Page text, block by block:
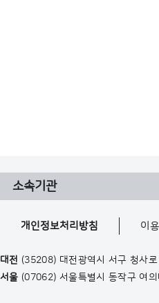
소속기관
개인정보처리방침 이
대전 (35208) 대전광역시 서구 청사
서울 (07062) 서울특별시 동작구 여